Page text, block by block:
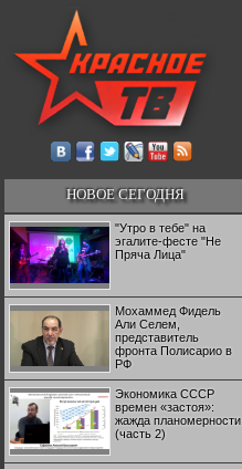
НОВОЕ СЕГОДНЯ
"Утро в тебе" на
эгалите-фесте "Не
Пряча Лица"
Мохаммед Фидель
Али Селем,
представитель
фронта Полисарио в
РФ
Экономика СССР
времен «застоя»:
жажда планомерности
(часть 2)